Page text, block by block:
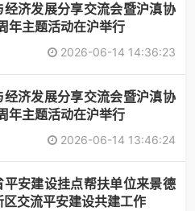
经济发展分享交流会暨沪滇协
年主题活动在沪举行
2026-06-14 14:36:23
经济发展分享交流会暨沪滇协
年主题活动在沪举行
2026-06-14 13:46:24
平安建设挂点帮扶单位来景德
区交流平安建设共建工作